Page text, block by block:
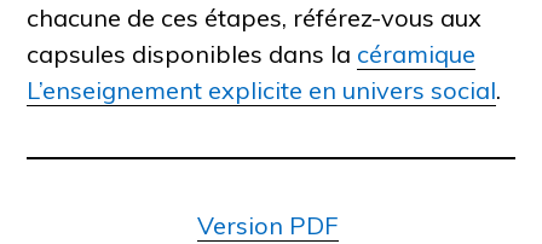
chacune de ces étapes, référez-vous aux
capsules disponibles dans la céramique
L’enseignement explicite en univers social.
Version PDF